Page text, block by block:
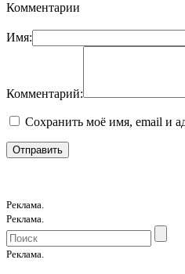
Комментарии
Имя:
Комментарий:
Сохранить моё имя, email и
Реклама.
Реклама.
Реклама.